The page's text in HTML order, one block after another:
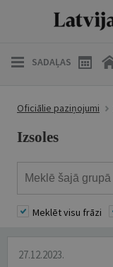
SADAĻAS
Oficiālie paziņojumi
Izsoles
Meklēt visu frāzi
27.12.2023.